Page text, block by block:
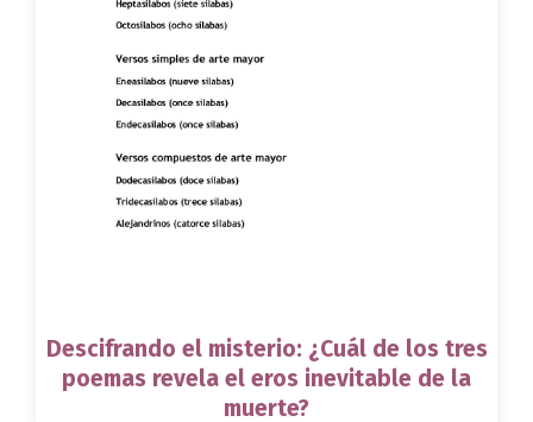
Descifrando el misterio: ¿Cuál de los tres
poemas revela el eros inevitable de la
muerte?